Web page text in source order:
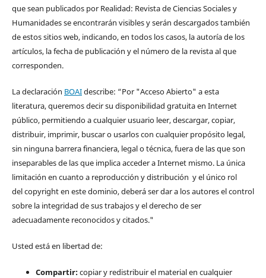
que sean publicados por Realidad: Revista de Ciencias Sociales y
Humanidades se encontrarán visibles y serán descargados también
de estos sitios web, indicando, en todos los casos, la autoría de los
artículos, la fecha de publicación y el número de la revista al que
corresponden.
La declaración BOAIdescribe: “Por "Acceso Abierto" a esta
literatura, queremos decir su disponibilidad gratuita en Internet
público, permitiendo a cualquier usuario leer, descargar, copiar,
distribuir, imprimir, buscar o usarlos con cualquier propósito legal,
sin ninguna barrera financiera, legal o técnica, fuera de las que son
inseparables de las que implica acceder a Internet mismo. La única
limitación en cuanto a reproducción y distribución y el único rol
del copyright en este dominio, deberá ser dar a los autores el control
sobre la integridad de sus trabajos y el derecho de ser
adecuadamente reconocidos y citados."
Usted está en libertad de:
Compartir:copiar y redistribuir el material en cualquier